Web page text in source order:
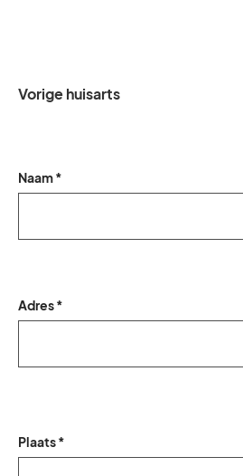
Vorige huisarts
Naam *
Adres *
Plaats *